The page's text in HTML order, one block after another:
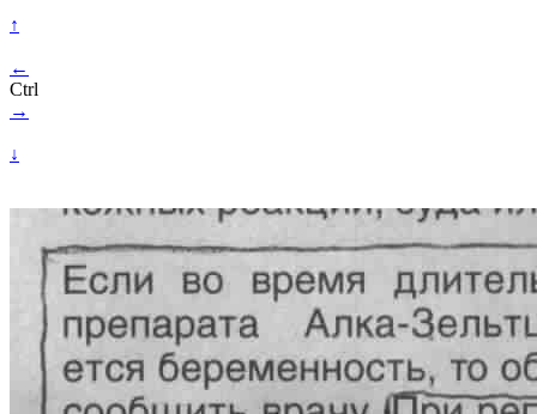
↑
←
Ctrl
→
↓